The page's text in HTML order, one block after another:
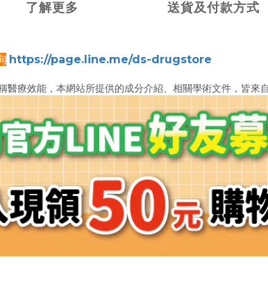
了解更多 送貨及付款方式
https://page.line.me/ds-drugstore
醫療效能， 本網站所提供的成分介紹、相關學術文件， 皆來